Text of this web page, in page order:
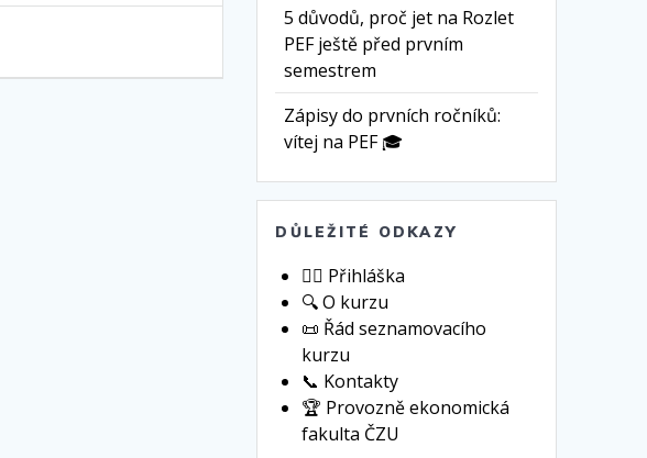
5 důvodů, proč jet na Rozlet
PEF ještě před prvním
semestrem
Zápisy do prvních ročníků:
vítej na PEF 🎓
DŮLEŽITÉ ODKAZY
🙋‍♀️ Přihláška
🔍 O kurzu
📜 Řád seznamovacího
kurzu
📞 Kontakty
🏆 Provozně ekonomická
fakulta ČZU